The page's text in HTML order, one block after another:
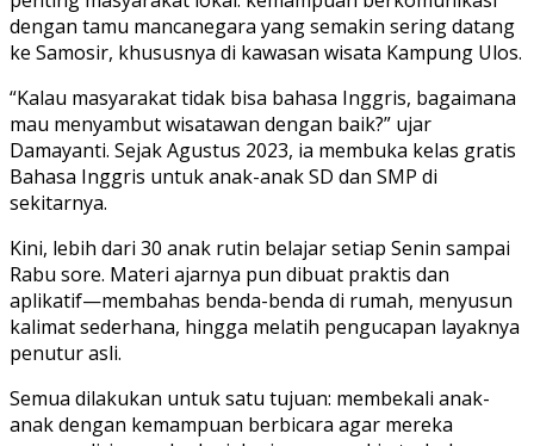
dengan tamu mancanegara yang semakin sering datang
ke Samosir, khususnya di kawasan wisata Kampung Ulos.
“Kalau masyarakat tidak bisa bahasa Inggris, bagaimana
mau menyambut wisatawan dengan baik?” ujar
Damayanti. Sejak Agustus 2023, ia membuka kelas gratis
Bahasa Inggris untuk anak-anak SD dan SMP di
sekitarnya.
Kini, lebih dari 30 anak rutin belajar setiap Senin sampai
Rabu sore. Materi ajarnya pun dibuat praktis dan
aplikatif—membahas benda-benda di rumah, menyusun
kalimat sederhana, hingga melatih pengucapan layaknya
penutur asli.
Semua dilakukan untuk satu tujuan: membekali anak-
anak dengan kemampuan berbicara agar mereka